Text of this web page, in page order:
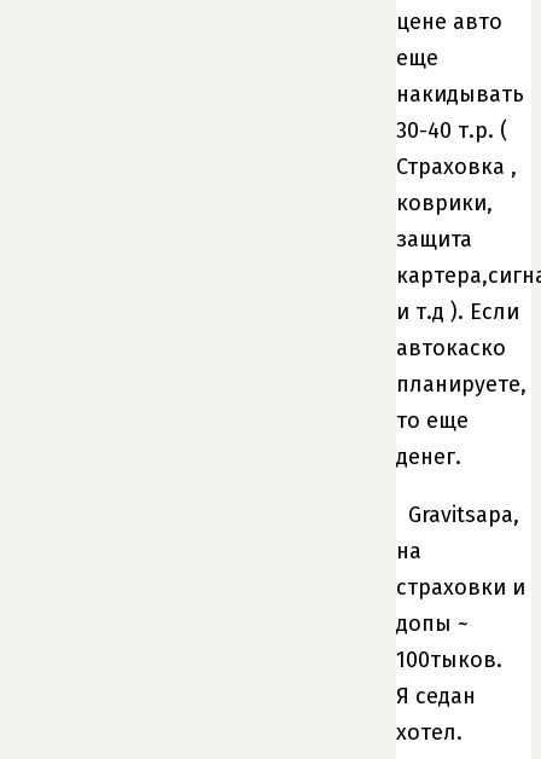
цене авто
еще
накидывать
30-40 т.р. (
Страховка ,
коврики,
защита
и т.д ). Если
автокаско
планируете,
то еще
денег.
Gravitsapa,
на
страховки и
допы ~
100тыков.
Я седан
хотел.